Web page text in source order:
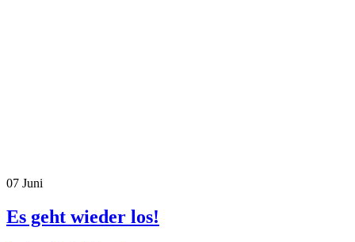
07 Juni
Es geht wieder los!